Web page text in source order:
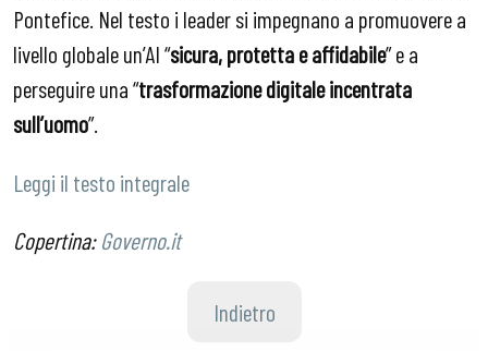
Pontefice. Nel testo i leader si impegnano a promuovere a
livello globale un’AI “sicura, protetta e affidabile” e a
perseguire una “trasformazione digitale incentrata
sull’uomo”.
Leggi il testo integrale
Copertina:Governo.it
Indietro